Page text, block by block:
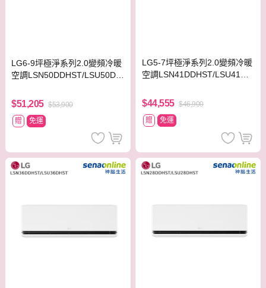
LG6-9坪極淨系列2.0變頻冷暖
空調LSN50DDHST/LSU50DH
$51,205 $53,900
贈
免運
LG5-7坪極淨系列2.0變頻冷暖
空調LSN41DDHST/LSU41DH
$44,555 $46,900
贈
免運